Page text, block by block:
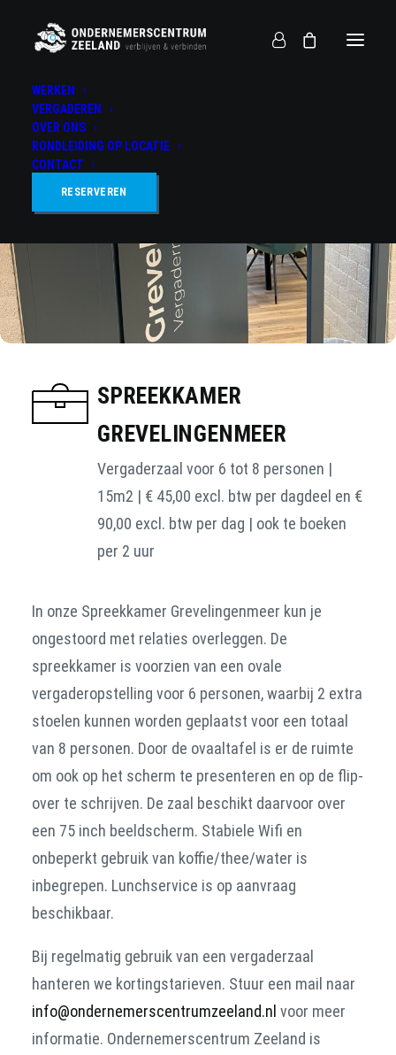
WERKEN
VERGADEREN
OVER ONS
RONDLEIDING OP LOCATIE
CONTACT
RESERVEREN
SPREEKKAMER
GREVELINGENMEER
Vergaderzaal voor 6 tot 8 personen |
15m2 | € 45,00 excl. btw per dagdeel en €
90,00 excl. btw per dag | ook te boeken
per 2 uur
In onze Spreekkamer Grevelingenmeer kun je
ongestoord met relaties overleggen. De
spreekkamer is voorzien van een ovale
vergaderopstelling voor 6 personen, waarbij 2 extra
stoelen kunnen worden geplaatst voor een totaal
van 8 personen. Door de ovaaltafel is er de ruimte
om ook op het scherm te presenteren en op de flip-
over te schrijven. De zaal beschikt daarvoor over
een 75 inch beeldscherm. Stabiele Wifi en
onbeperkt gebruik van koffie/thee/water is
inbegrepen. Lunchservice is op aanvraag
beschikbaar.
Bij regelmatig gebruik van een vergaderzaal
hanteren we kortingstarieven. Stuur een mail naar
info@ondernemerscentrumzeeland.nl voor meer
informatie. Ondernemerscentrum Zeeland is